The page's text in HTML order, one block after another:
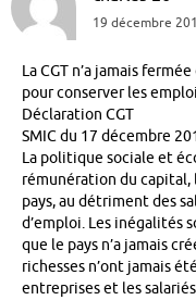
19 décembre
La CGT n’a jamais
pour conserver les
Déclaration CGT
SMIC du 17 décembre
La politique sociale et
rémunération du capital,
pays, au détriment des
d’emploi. Les inégalités
que le pays n’a jamais
richesses n’ont jamais
entreprises et les